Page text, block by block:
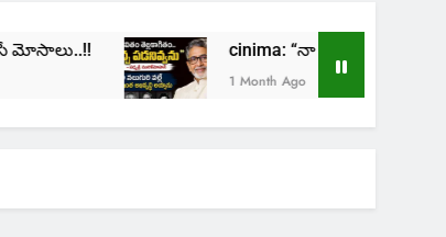
cinima: “నా జీవితం తెల్లకాగితం.. మచ్చ
1 Month Ago